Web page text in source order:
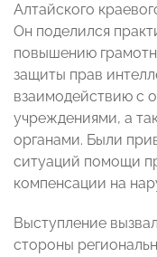
Алтайского
Он поделился
повышению
защиты прав
взаимодействию с
учреждениями, а
органами. Были
ситуаций помощи
компенсации на
Выступление
стороны